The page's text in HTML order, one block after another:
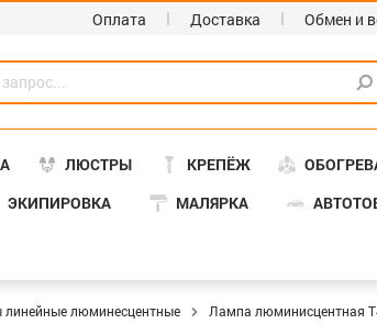
Оплата Доставка Обмен и
ЛЮСТРЫ КРЕПЁЖ
ЭКИПИРОВКА МАЛЯРКА
люминесцентные Лампа люминисцентная